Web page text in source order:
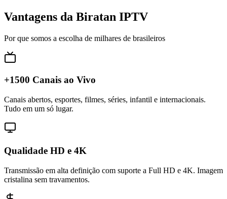
Vantagens da Biratan IPTV
Por que somos a escolha de milhares de brasileiros
+1500 Canais ao Vivo
Canais abertos, esportes, filmes, séries, infantil e internacionais.
Tudo em um só lugar.
Qualidade HD e 4K
Transmissão em alta definição com suporte a Full HD e 4K. Imagem
cristalina sem travamentos.